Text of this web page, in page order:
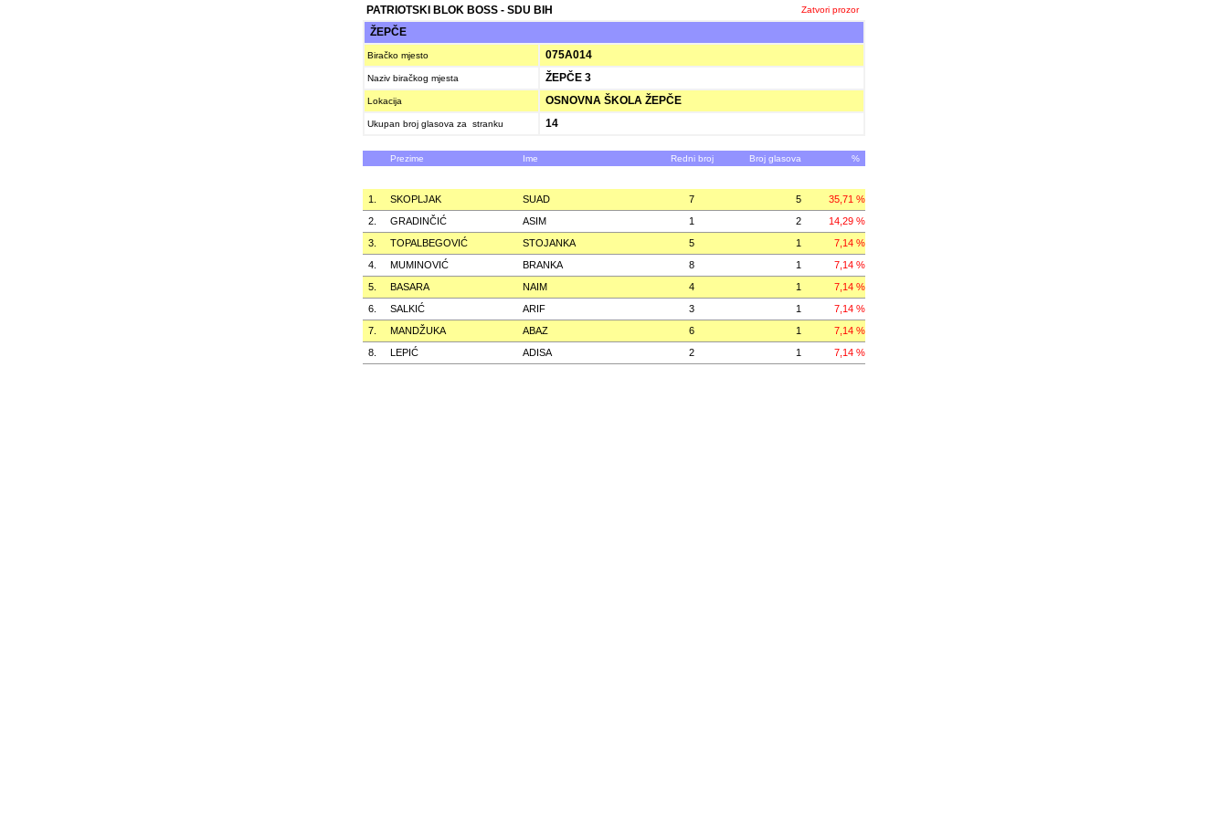
PATRIOTSKI BLOK BOSS - SDU BIH Zatvori prozor
ŽEPČE
Biračko mjesto 075A014
Naziv biračkog mjesta ŽEPČE 3
Lokacija OSNOVNA ŠKOLA ŽEPČE
Ukupan broj glasova za stranku 14
Prezime Ime Redni broj Broj glasova %
1. SKOPLJAK SUAD 7 5
35,71 %
2.
GRADINČIĆ ASIM 1 2
14,29 %
3.
TOPALBEGOVIĆ STOJANKA 5 1
7,14 %
4.
MUMINOVIĆ BRANKA 8 1
7,14 %
5.
BASARA NAIM 4 1
7,14 %
6.
SALKIĆ ARIF 3 1
7,14 %
7.
MANDŽUKA ABAZ 6 1
7,14 %
8.
LEPIĆ ADISA 2 1 7,14 %